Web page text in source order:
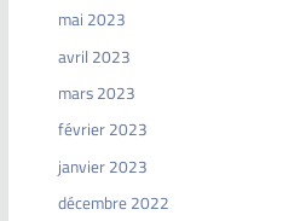
mai 2023
avril 2023
mars 2023
février 2023
janvier 2023
décembre 2022